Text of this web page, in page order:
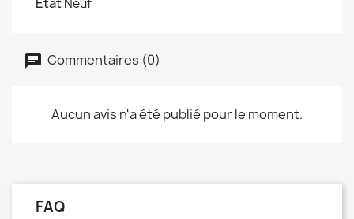
Neuf
Commentaires (0)
Aucun avis n'a été publié pour le moment.
FAQ